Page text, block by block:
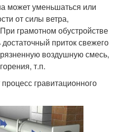
может уменьшаться или
от силы ветра,
грамотном обустройстве
приток свежего
воздушную смесь,
т.п.
гравитационного